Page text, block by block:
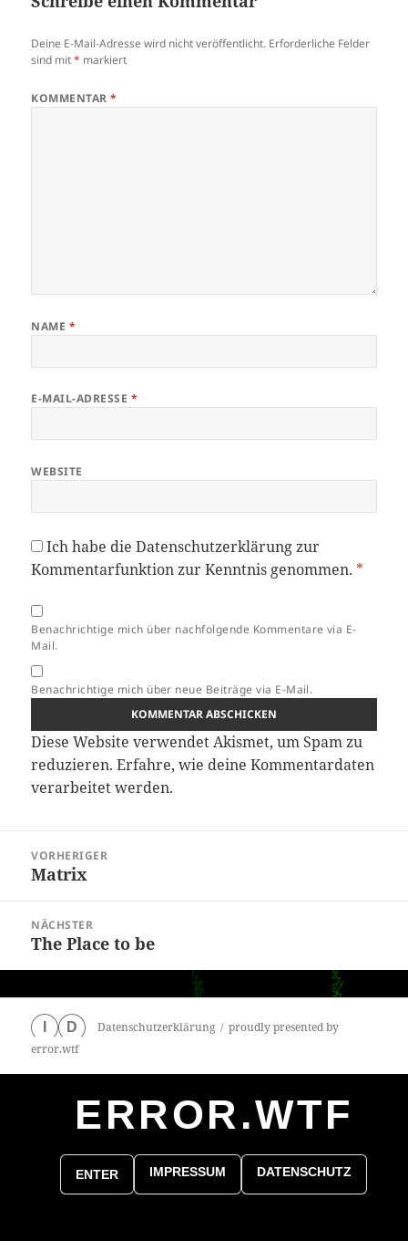
Deine E-Mail-Adresse wird nicht veröffentlicht. Erforderliche Felder
sind mit* markiert
KOMMENTAR*
NAME *
E-MAIL-ADRESSE *
WEBSITE
Ich habe dieDatenschutzerklärungzur
Kommentarfunktion zur Kenntnis genommen. *
Benachrichtige mich über nachfolgende Kommentare via E-
Mail.
Benachrichtige mich über neue Beiträge via E-Mail.
Diese Website verwendet Akismet, um Spam zu
reduzieren.Erfahre, wie deine Kommentardaten
verarbeitet werden.
VORHERIGER
Vorheriger
Matrix
NÄCHSTER
Nächster
Beitrag:
The Place to be
D Datenschutzerklärung
proudly presented by
error.wtf
ERROR.WTF
ENTER IMPRESSUM DATENSCHUTZ